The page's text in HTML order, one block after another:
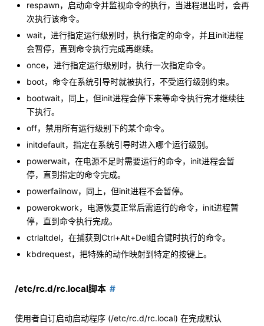
respawn，启动命令并监视命令的执行，当进程退出时，会再
次执行该命令。
wait，进行指定运行级别时，执行指定的命令，并且init进程
会暂停，直到命令执行完成再继续。
once，进行指定运行级别时，执行一次指定命令。
boot，命令在系统引导时就被执行，不受运行级别约束。
bootwait，同上，但init进程会停下来等命令执行完才继续往
下执行。
off，禁用所有运行级别下的某个命令。
initdefault，指定在系统引导时进入哪个运行级别。
powerwait，在电源不足时需要运行的命令，init进程会暂
停，直到指定的命令完成。
powerfailnow，同上，但init进程不会暂停。
powerokwork，电源恢复正常后需运行的命令，init进程暂
停，直到命令执行完成。
ctrlaltdel，在捕获到Ctrl+Alt+Del组合键时执行的命令。
kbdrequest，把特殊的动作映射到特定的按键上。
/etc/rc.d/rc.local脚本
使用者自订启动启动程序 (/etc/rc.d/rc.local) 在完成默认